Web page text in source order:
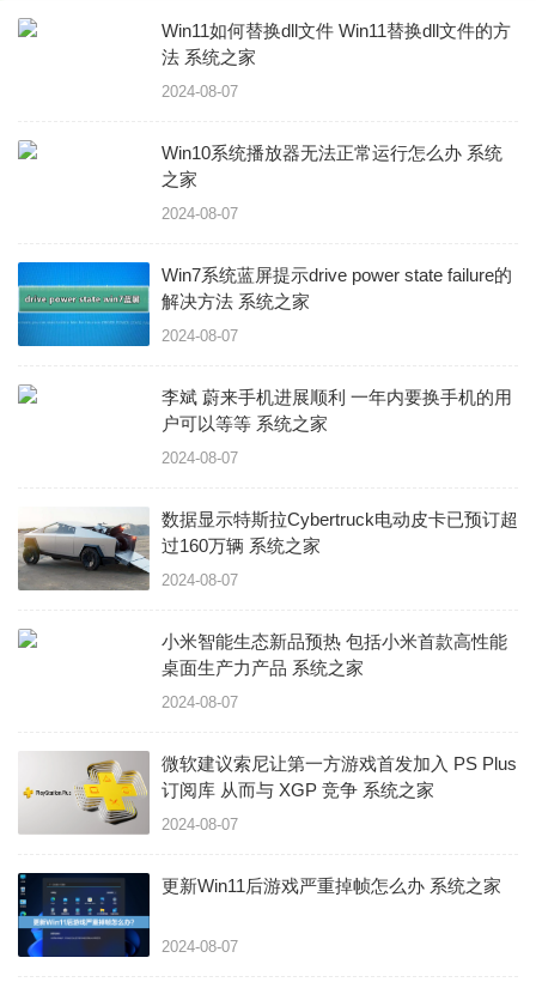
Win11如何替换dll文件 Win11替换dll文件的方
法 系统之家
2024-08-07
Win10系统播放器无法正常运行怎么办 系统
之家
2024-08-07
Win7系统蓝屏提示drive power state failure的
解决方法 系统之家
2024-08-07
李斌 蔚来手机进展顺利 一年内要换手机的用
户可以等等 系统之家
2024-08-07
数据显示特斯拉Cybertruck电动皮卡已预订超
过160万辆 系统之家
2024-08-07
小米智能生态新品预热 包括小米首款高性能
桌面生产力产品 系统之家
2024-08-07
微软建议索尼让第一方游戏首发加入 PS Plus
订阅库 从而与 XGP 竞争 系统之家
2024-08-07
更新Win11后游戏严重掉帧怎么办 系统之家
2024-08-07